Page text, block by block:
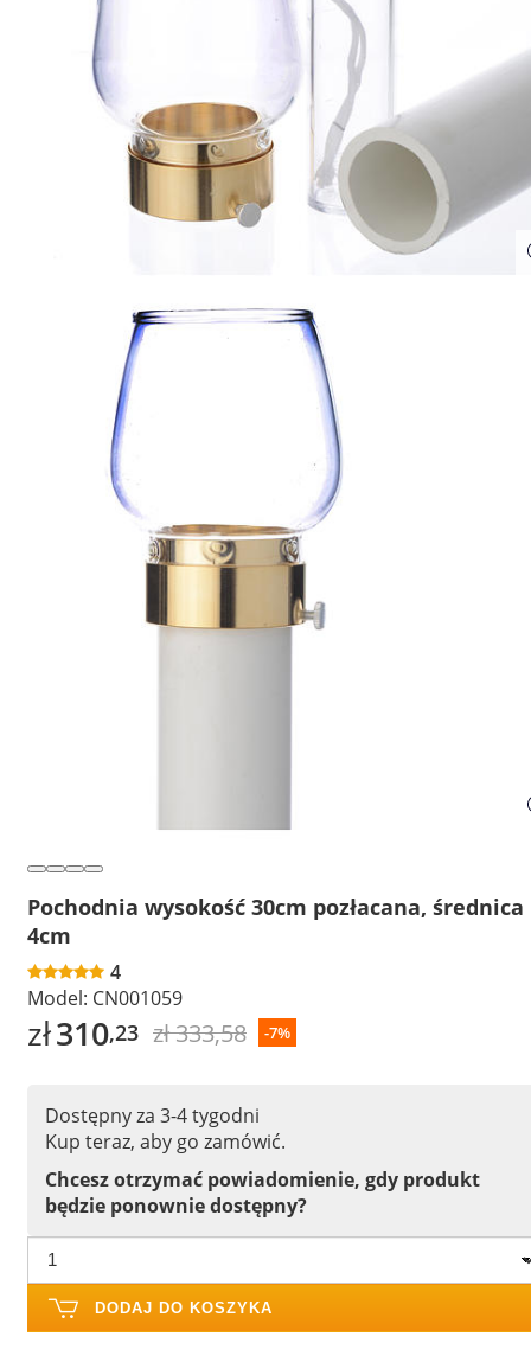
Pochodnia wysokość 30cm pozłacana, średnica
4cm
4
Model: CN001059
zł310,23 zł 333,58 -7%
Dostępny za 3-4 tygodni
Kup teraz, aby go zamówić.
Chcesz otrzymać powiadomienie, gdy produkt
będzie ponownie dostępny?
DODAJ DO KOSZYKA